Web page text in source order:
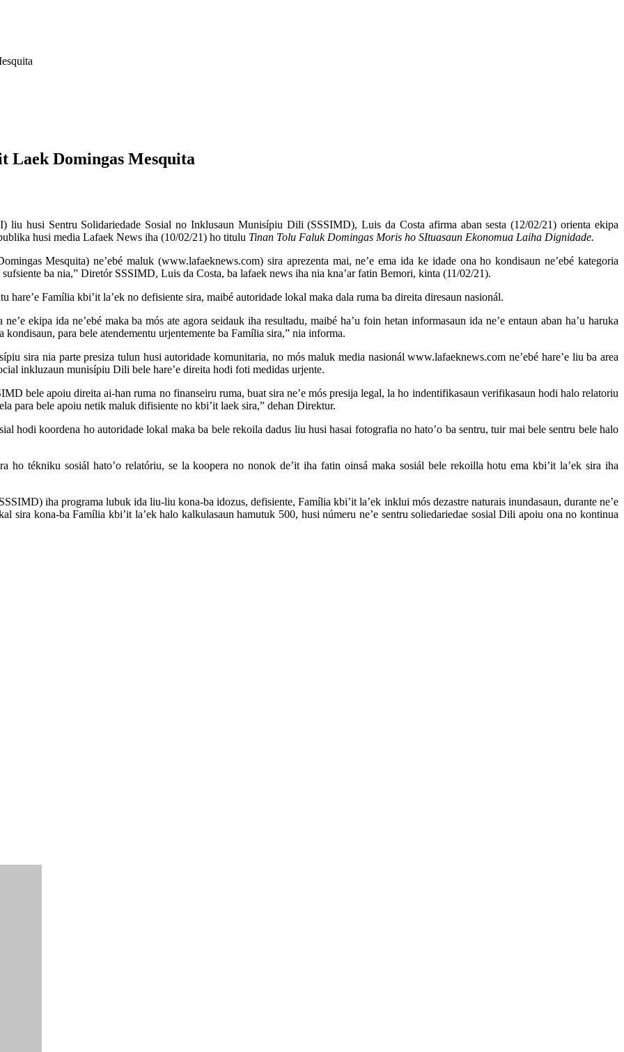
Laek Domingas Mesquita
liu husi Sentru Solidariedade Sosial no Inklusaun Munisípiu Dili (SSSIMD), Luis da Costa afirma aban sesta (12/02/21) orienta ekipa
husi media Lafaek News iha (10/02/21) ho titulu Tinan Tolu Faluk Domingas Moris ho SItuasaun Ekonomua Laiha Dignidade.
Mesquita) ne’ebé maluk (www.lafaeknews.com) sira aprezenta mai, ne’e ema ida ke idade ona ho kondisaun ne’ebé kategoria
ba nia,” Diretór SSSIMD, Luis da Costa, ba lafaek news iha nia kna’ar fatin Bemori, kinta (11/02/21).
Família kbi’it la’ek no defisiente sira, maibé autoridade lokal maka dala ruma ba direita diresaun nasionál.
ekipa ida ne’ebé maka ba mós ate agora seidauk iha resultadu, maibé ha’u foin hetan informasaun ida ne’e entaun aban ha’u haruka
para bele atendementu urjentemente ba Família sira,” nia informa.
sira nia parte presiza tulun husi autoridade komunitaria, no mós maluk media nasionál www.lafaeknews.com ne’ebé hare’e liu ba area
inkluzaun munisípiu Dili bele hare’e direita hodi foti medidas urjente.
bele apoiu direita ai-han ruma no finanseiru ruma, buat sira ne’e mós presija legal, la ho indentifikasaun verifikasaun hodi halo relatoriu
para bele apoiu netik maluk difisiente no kbi’it laek sira,” dehan Direktur.
hodi koordena ho autoridade lokal maka ba bele rekoila dadus liu husi hasai fotografia no hato’o ba sentru, tuir mai bele sentru bele halo
ho tékniku sosiál hato’o relatóriu, se la koopera no nonok de’it iha fatin oinsá maka sosiál bele rekoilla hotu ema kbi’it la’ek sira iha
iha programa lubuk ida liu-liu kona-ba idozus, defisiente, Família kbi’it la’ek inklui mós dezastre naturais inundasaun, durante ne’e
sira kona-ba Família kbi’it la’ek halo kalkulasaun hamutuk 500, husi númeru ne’e sentru soliedariedae sosial Dili apoiu ona no kontinua